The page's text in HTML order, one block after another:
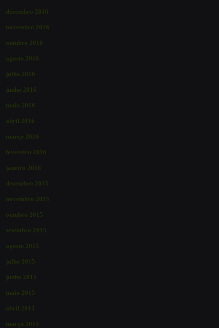
dezembro 2016
novembro 2016
outubro 2016
agosto 2016
julho 2016
junho 2016
maio 2016
abril 2016
março 2016
fevereiro 2016
janeiro 2016
dezembro 2015
novembro 2015
outubro 2015
setembro 2015
agosto 2015
julho 2015
junho 2015
maio 2015
abril 2015
março 2015